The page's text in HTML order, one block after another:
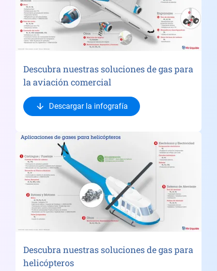
Descubra nuestras soluciones de gas para
la aviación comercial
Descargar la infografía
Descubra nuestras soluciones de gas para
helicópteros